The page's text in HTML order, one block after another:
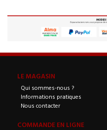
LE MAGASIN
Qui sommes-nous ?
Informations pratiques
Nous contacter
COMMANDE EN LIGNE